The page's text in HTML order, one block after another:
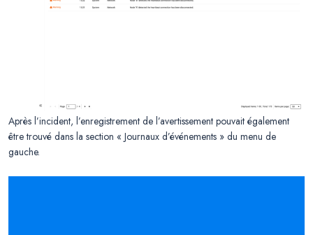
Après l’incident, l’enregistrement de l’avertissement pouvait également
être trouvé dans la section « Journaux d’événements » du menu de
gauche.